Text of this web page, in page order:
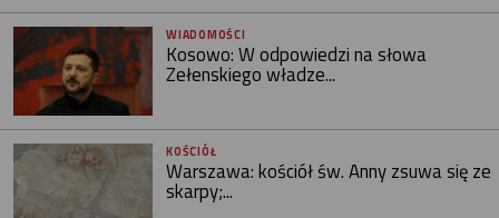
WIADOMOŚCI
Kosowo: W odpowiedzi na słowa
Zełenskiego władze...
KOŚCIÓŁ
Warszawa: kościół św. Anny zsuwa się ze
skarpy;...